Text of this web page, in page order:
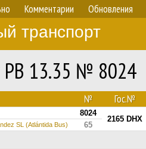
Комментарии Обновления
транспорт
PB 13.35 № 8024
№ Гос.№
8024
2165 DHX
SL (Atlántida Bus) 65